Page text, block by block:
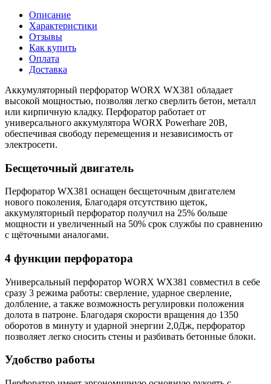
Описание
Характеристики
Отзывы
Как купить
Оплата
Доставка
Аккумуляторный перфоратор WORX WX381 обладает
высокой мощностью, позволяя легко сверлить бетон, металл
или кирпичную кладку. Перфоратор работает от
универсального аккумулятора WORX Powerhare 20В,
обеспечивая свободу перемещения и независимость от
электросети.
Бесщеточный двигатель
Перфоратор WX381 оснащен бесщеточным двигателем
нового поколения, Благодаря отсутствию щеток,
аккумуляторный перфоратор получил на 25% больше
мощности и увеличенный на 50% срок службы по сравнению
с щёточными аналогами.
4 функции перфоратора
Универсальный перфоратор WORX WX381 совместил в себе
сразу 3 режима работы: сверление, ударное сверление,
долбление, а также возможность регулировки положения
долота в патроне. Благодаря скорости вращения до 1350
оборотов в минуту и ударной энергии 2,0Дж, перфоратор
позволяет легко сносить стены и разбивать бетонные блоки.
Удобство работы